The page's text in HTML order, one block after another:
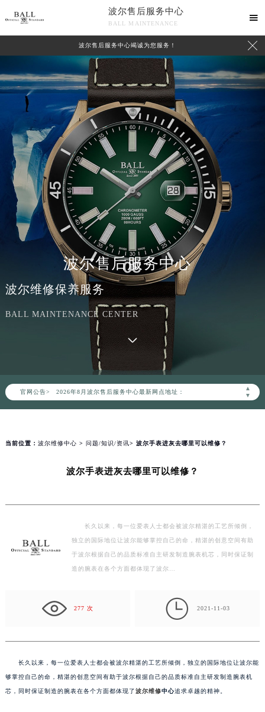
波尔售后服务中心
BALL MAINTENANCE

波尔售后服务中心竭诚为您服务！ 
波尔售后服务中心
波尔维修保养服务
BALL MAINTENANCE CENTER
官网公告>
▲
▼
2026年8月波尔中国区售后服务网络优化升级公告
2026年8月波尔全国官方售后客户服务热线：400-006-0073
2026年8月波尔售后服务中心最新网点地址：
北京市朝阳区建国门外大街甲6号华熙国际中心写字楼D座11层1102室（北京总部）（需提前预约）
徐州市鼓楼区淮海东路29号苏宁广场IFC国际金融中心写字楼35层3508室（需提前预约）
扬州市邗江区国展路29号星耀天地写字楼1号楼18层1803室（需提前预约）
盐城市盐都区世纪大道5号盐城金融城写字楼1号楼16层1604室（需提前预约）
绍兴市越城区胜利东路379号世茂天际中心写字楼8层805室（需提前预约）
南昌市红谷滩新区红谷中大道998号绿地双子塔（中央广场）A1座办公楼14层07室（需提前预约）
当前位置： 波尔维修中心 > 问题/知识/资讯> 波尔手表进灰去哪里可以维修？
波尔手表进灰去哪里可以维修？
长久以来，每一位爱表人士都会被波尔精湛的工艺所倾倒，
独立的国际地位让波尔能够掌控自己的命，精湛的创意空间有助
于波尔根据自己的品质标准自主研发制造腕表机芯，同时保证制
造的腕表在各个方面都体现了波尔…
277 次  2021-11-03
长久以来，每一位爱表人士都会被波尔精湛的工艺所倾倒，独立的国际地位让波尔能
够掌控自己的命，精湛的创意空间有助于波尔根据自己的品质标准自主研发制造腕表机
芯，同时保证制造的腕表在各个方面都体现了波尔维修中心追求卓越的精神。